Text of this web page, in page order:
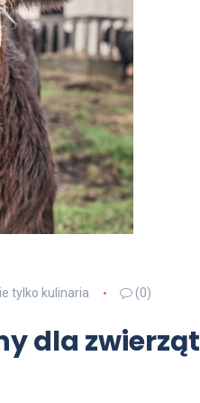
tylko kulinaria (0)
dla zwierząt